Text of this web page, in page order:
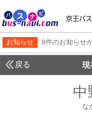
お知らせ 8件のお知らせ
戻る 現
中
な